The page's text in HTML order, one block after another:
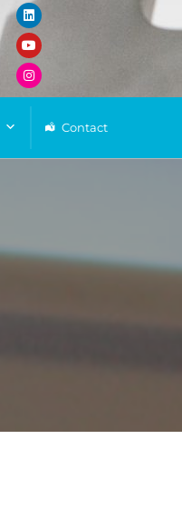
Contact